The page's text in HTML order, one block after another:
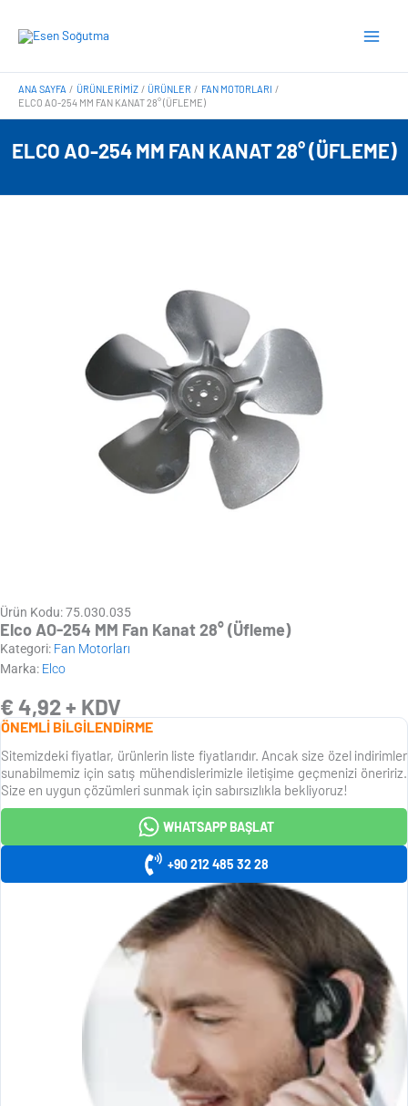
atla
ANA SAYFA ÜRÜNLERIMIZ ÜRÜNLER
FAN MOTORLARI
ELCO AO-254 MM FAN KANAT 28° (ÜFLEME)
ELCO AO-254 MM FAN KANAT 28° (ÜFLEME)
Ürün Kodu: 75.030.035
Elco AO-254 MM Fan Kanat 28° (Üfleme)
Kategori: Fan Motorları
Marka: Elco
€ 4,92+ KDV
ÖNEMLİ BİLGİLENDİRME
Sitemizdeki fiyatlar, ürünlerin liste fiyatlarıdır. Ancak size özel indirimler
sunabilmemiz için satış mühendislerimizle iletişime geçmenizi öneririz.
Size en uygun çözümleri sunmak için sabırsızlıkla bekliyoruz!
WHATSAPP BAŞLAT
+90 212 485 32 28